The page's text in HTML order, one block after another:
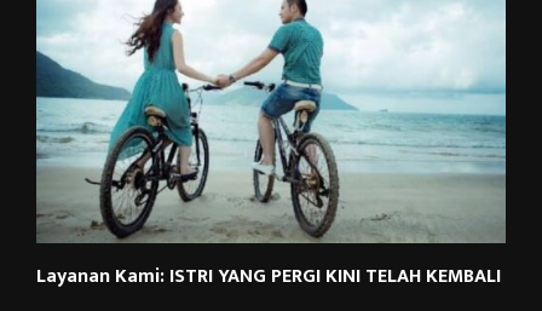
Layanan Kami: ISTRI YANG PERGI KINI TELAH KEMBALI